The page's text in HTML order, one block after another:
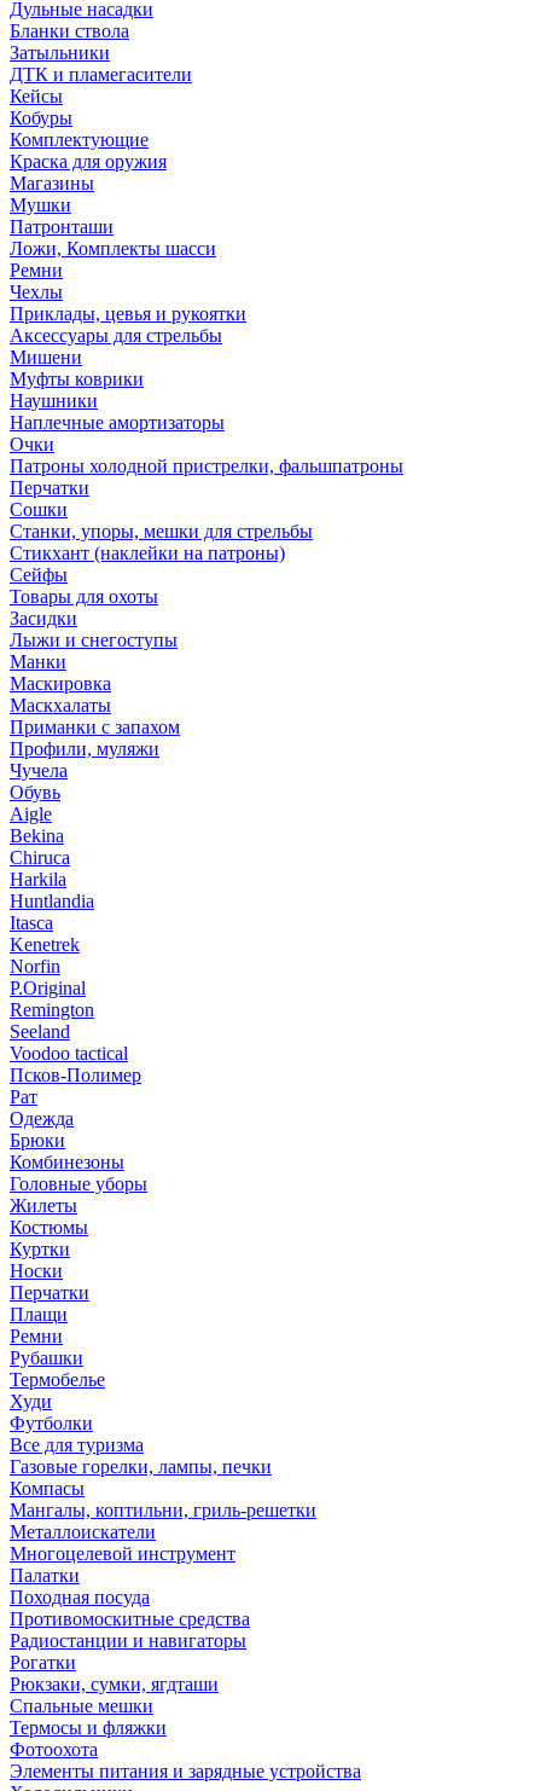
Дульные насадки
Бланки ствола
Затыльники
ДТК и пламегасители
Кейсы
Кобуры
Комплектующие
Краска для оружия
Магазины
Мушки
Патронташи
Ложи, Комплекты шасси
Ремни
Чехлы
Приклады, цевья и рукоятки
Аксессуары для стрельбы
Мишени
Муфты коврики
Наушники
Наплечные амортизаторы
Очки
Патроны холодной пристрелки, фальшпатроны
Перчатки
Сошки
Станки, упоры, мешки для стрельбы
Стикхант (наклейки на патроны)
Сейфы
Товары для охоты
Засидки
Лыжи и снегоступы
Манки
Маскировка
Маскхалаты
Приманки с запахом
Профили, муляжи
Чучела
Обувь
Aigle
Bekina
Chiruсa
Harkila
Huntlandia
Itasca
Kenetrek
Norfin
P.Original
Remington
Seeland
Voodoo tactical
Псков-Полимер
Рат
Одежда
Брюки
Комбинезоны
Головные уборы
Жилеты
Костюмы
Куртки
Носки
Перчатки
Плащи
Ремни
Рубашки
Термобелье
Худи
Футболки
Все для туризма
Газовые горелки, лампы, печки
Компасы
Мангалы, коптильни, гриль-решетки
Металлоискатели
Многоцелевой инструмент
Палатки
Походная посуда
Противомоскитные средства
Радиостанции и навигаторы
Рогатки
Рюкзаки, сумки, ягдташи
Спальные мешки
Термосы и фляжки
Фотоохота
Элементы питания и зарядные устройства